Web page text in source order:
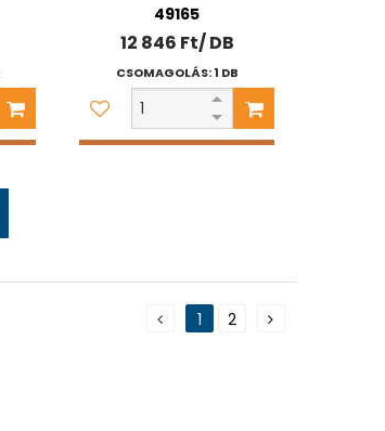
49165
12 846 Ft/ DB
CSOMAGOLÁS: 1 DB
1 2